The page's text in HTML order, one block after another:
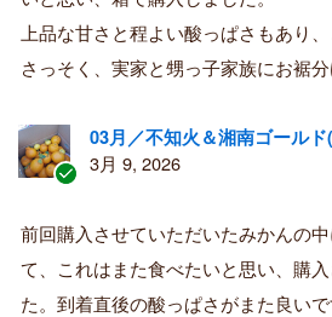
者
上品な甘さと程よい酸っぱさもあり
さっそく、実家と甥っ子家族にお裾分
証
済
み
購
03月／不知火＆湘南ゴール
3月 9, 2026
前回購入させていただいたみかんの
て、これはまた食べたいと思い、購
た。到着直後の酸っぱさがまた良い